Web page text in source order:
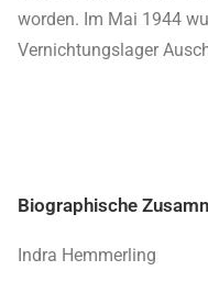
worden. Im Mai 1944
Vernichtungslager
Biographische
Indra Hemmerling